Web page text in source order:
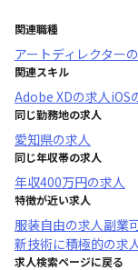
関連職種
アートディレクター
関連スキル
Adobe XDの求人iOS
同じ勤務地の求人
愛知県の求人
同じ年収帯の求人
年収400万円の求人
特徴が近い求人
服装自由の求人副業
新技術に積極的の求
求人検索ページに戻る